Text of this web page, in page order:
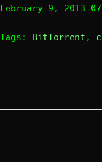
February 9, 2013
Tags: BitTorrent ,